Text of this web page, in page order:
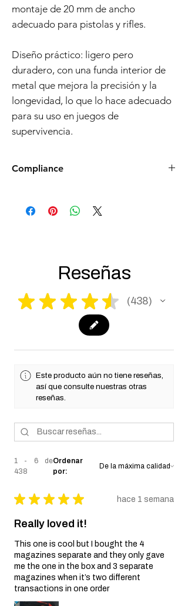
montaje de 20 mm de ancho
adecuado para pistolas y rifles.
Diseño práctico: ligero pero
duradero, con una funda interior de
metal que mejora la precisión y la
longevidad, lo que lo hace adecuado
para su uso en juegos de
supervivencia.
Compliance
the USA need to be made compliant with
US federal laws about airsoft (orange plug,
you for your understanding.
Reseñas
★ ★ ★ ★ ★ 438
438
Este producto aún no tiene reseñas,
así que consulte nuestras otras
reseñas.
1 - 6 de
438
Ordenar
por:
★ ★ ★ ★ ★ hace 1 semana
Really loved it!
This one is cool but I bought the 4
magazines separate and they only gave
me the one in the box and 3 separate
magazines when it’s two different
transactions in one order